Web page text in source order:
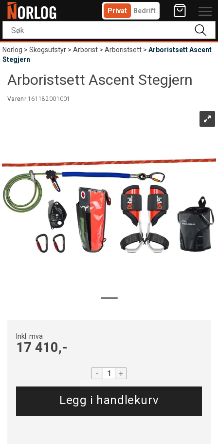
Privat Bedrift
Norlog>Skogsutstyr>Arborist>Arboristsett>Arboristsett Ascent
Stegjern
Arboristsett Ascent Stegjern
Varenr:161182001001
Inkl. mva
17 410,-
- +